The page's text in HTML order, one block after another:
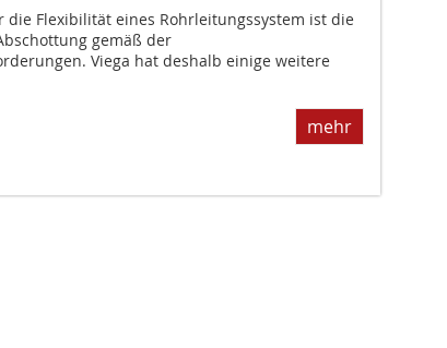
die Flexibilität eines Rohrleitungssystem ist die
gemäß der
Viega hat deshalb einige weitere
mehr